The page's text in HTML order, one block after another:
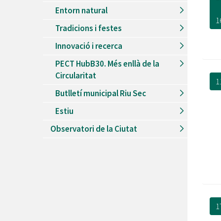
Entorn natural
Tradicions i festes
Innovació i recerca
PECT HubB30. Més enllà de la
Circularitat
Butlletí municipal Riu Sec
Estiu
Observatori de la Ciutat